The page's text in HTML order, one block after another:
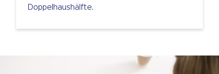
Geschäftshäuser bis hin zur